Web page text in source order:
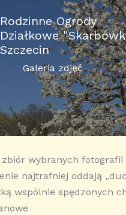
Rodzinne Ogrody
Działkowe
Szczecin
Galeria zdjęć
wybranych fotografii
najtrafniej oddają
wspólnie spędzonych